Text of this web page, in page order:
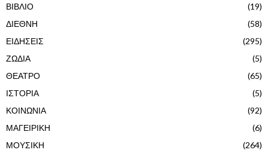
ΒΙΒΛΙΟ
(19)
ΔΙΕΘΝΗ
(58)
ΕΙΔΗΣΕΙΣ
(295)
ΖΩΔΙΑ
(5)
ΘΕΑΤΡΟ
(65)
ΙΣΤΟΡΙΑ
(5)
ΚΟΙΝΩΝΙΑ
(92)
ΜΑΓΕΙΡΙΚΗ
(6)
ΜΟΥΣΙΚΗ
(264)